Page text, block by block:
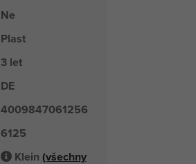
Ne
Plast
3 let
DE
4009847061256
6125
Klein (všechny